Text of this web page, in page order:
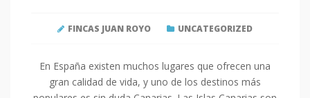
FINCAS JUAN ROYO UNCATEGORIZED
En España existen muchos lugares que ofrecen una
gran calidad de vida, y uno de los destinos más